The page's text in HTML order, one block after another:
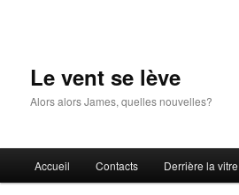
Le vent se lève
Alors alors James, quelles nouvelles?
principal
Accueil Contacts Derrière la vitre